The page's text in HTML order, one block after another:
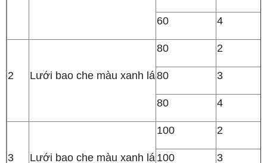
60 4
2 Lưới bao che màu xanh lá
80 2
80 3
80 4
3 Lưới bao che màu xanh lá
100 2
100 3